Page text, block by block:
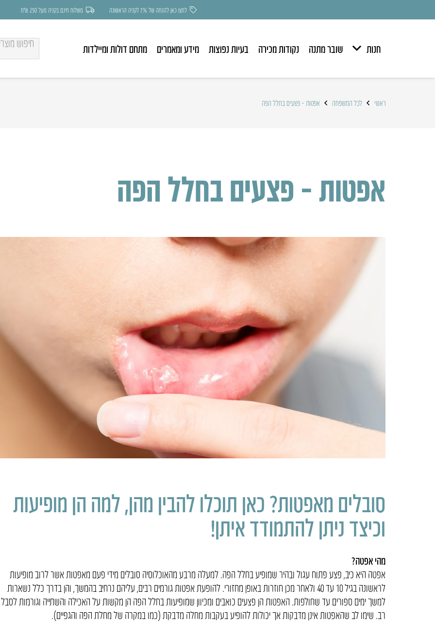
לחצו כאן להנחה של 7% לקניה הראשונה משלוח חינם בקניה מעל 250 ש״ח
חנות שובר מתנה נקודות מכירה בעיות נפוצות מידע ומאמרים מתחם דולות ומיילדות
ראשי לכל המשפחה אפטות – פצעים בחלל הפה
אפטות – פצעים בחלל הפה
סובלים מאפטות? כאן תוכלו להבין מהן, למה הן מופיעות
וכיצד ניתן להתמודד איתן!
מהי אפטה?
אפטה היא כיב, פצע פתוח עגול ובהיר שמופיע בחלל הפה. למעלה מרבע מהאוכלוסיה סובלים מידי פעם מאפטות אשר לרוב מופיעות
לראשונה בגיל 10 עד 40 ולאחר מכן חוזרות באופן מחזורי. להופעת אפטות גורמים רבים, עליהם נרחיב בהמשך, והן בדרך כלל נשארות
למשך ימים ספורים עד שחולפות. האפטות הן פצעים כואבים ומכיוון שמופיעות בחלל הפה הן מקשות על האכילה והשתייה וגורמות לסבל
רב. שימו לב שהאפטות אינן מדבקות אך יכולות להופיע בעקבות מחלה מדבקת (כמו במקרה של מחלת הפה והגפיים).